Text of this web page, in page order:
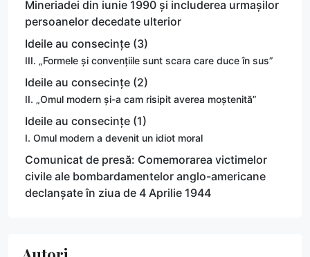
Mineriadei din iunie 1990 și includerea urmașilor
persoanelor decedate ulterior
Ideile au consecințe (3)
III. „Formele și convențiile sunt scara care duce în sus”
Ideile au consecințe (2)
II. „Omul modern și-a cam risipit averea moștenită”
Ideile au consecințe (1)
I. Omul modern a devenit un idiot moral
Comunicat de presă: Comemorarea victimelor
civile ale bombardamentelor anglo-americane
declanșate în ziua de 4 Aprilie 1944